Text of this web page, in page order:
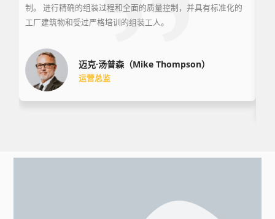
制。 进行精确的组装过程和全面的质量控制，并具有标准化的
工厂建筑物和受过严格培训的组装工人。
迈克·汤普森（Mike Thompson）
运营总监